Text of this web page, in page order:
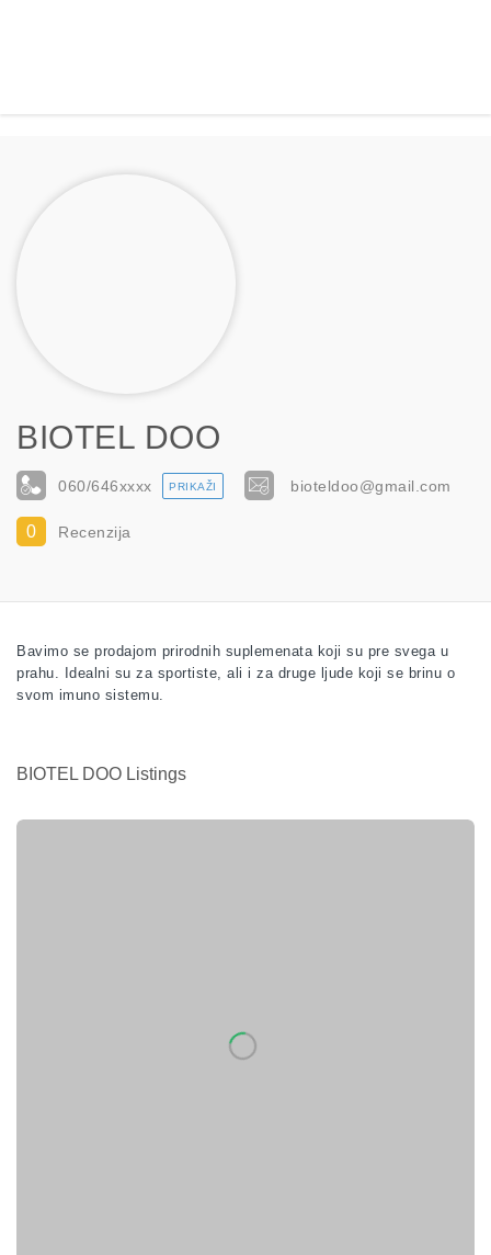
BIOTEL DOO
060/646xxxx PRIKAŽI bioteldoo@gmail.com
0 Recenzija
Bavimo se prodajom prirodnih suplemenata koji su pre svega u
prahu. Idealni su za sportiste, ali i za druge ljude koji se brinu o
svom imuno sistemu.
BIOTEL DOO Listings